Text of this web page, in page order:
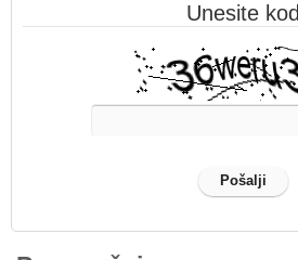
Unesite kod